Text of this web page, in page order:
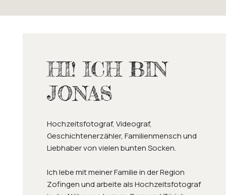
HI! ICH BIN
JONAS
Hochzeitsfotograf, Videograf,
Geschichtenerzähler, Familienmensch und
Liebhaber von vielen bunten Socken.
Ich lebe mit meiner Familie in der Region
Zofingen und arbeite als Hochzeitsfotograf